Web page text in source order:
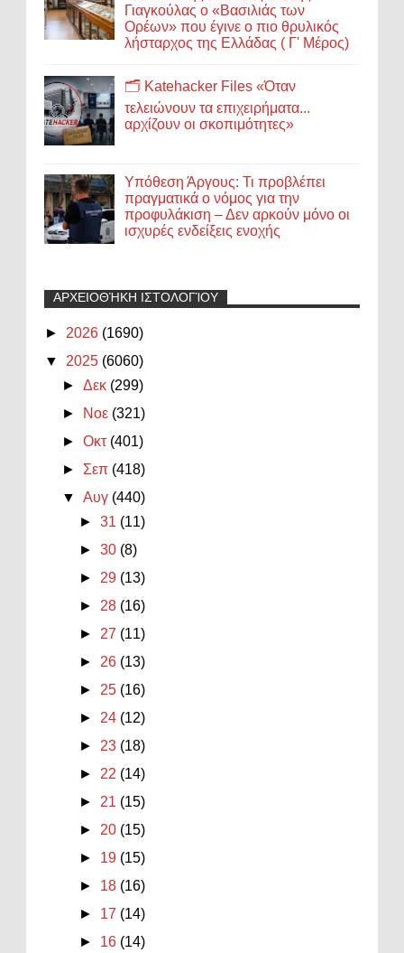
Γιαγκούλας ο «Βασιλιάς των
Ορέων» που έγινε ο πιο θρυλικός
λήσταρχος της Ελλάδας ( Γ' Μέρος)
🗂️ Katehacker Files «Όταν
τελειώνουν τα επιχειρήματα...
αρχίζουν οι σκοπιμότητες»
Υπόθεση Άργους: Τι προβλέπει
πραγματικά ο νόμος για την
προφυλάκιση – Δεν αρκούν μόνο οι
ισχυρές ενδείξεις ενοχής
ΑΡΧΕΙΟΘΉΚΗ ΙΣΤΟΛΟΓΊΟΥ
► 2026 (1690)
▼ 2025 (6060)
►Δεκ (299)
►
Νοε (321)
►Οκτ (401)
► Σεπ (418)
▼Αυγ (440)
►31 (11)
►30 (8)
► 29 (13)
► 28 (16)
► 27 (11)
► 26 (13)
► 25 (16)
► 24 (12)
► 23 (18)
► 22 (14)
► 21 (15)
► 20 (15)
► 19 (15)
► 18 (16)
► 17 (14)
► 16 (14)